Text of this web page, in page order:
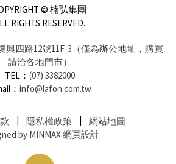
© 楠弘集團
RIGHTS RESERVED.
興四路12號11F-3（僅為辦公地址，購買
請洽各地門市）
TEL： (07) 3382000
： info@lafon.com.tw
隱私權政策
網站地圖
by MINMAX 網頁設計